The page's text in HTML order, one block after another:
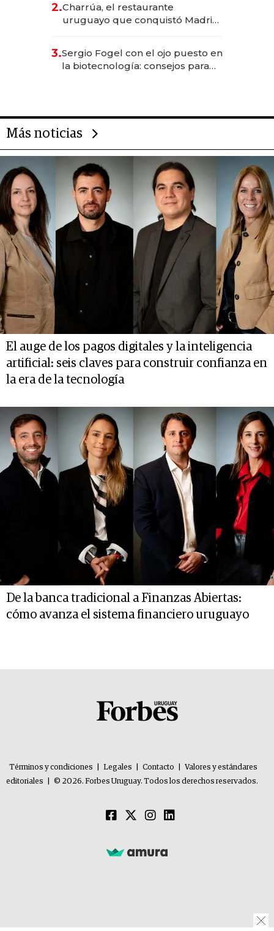
millones
2.Charrúa, el restaurante
uruguayo que conquistó Madrid:
anticipación y prepara apertura
3.Sergio Fogel con el ojo puesto en
la biotecnología: consejos para
Más noticias
El auge de los pagos digitales y la inteligencia
artificial: seis claves para construir confianza en
la era de la tecnología
De la banca tradicional a Finanzas Abiertas:
cómo avanza el sistema financiero uruguayo
Términos y condiciones Legales Contacto
Valores y estándares
editoriales
© 2026. Forbes Uruguay. Todos los derechos reservados.